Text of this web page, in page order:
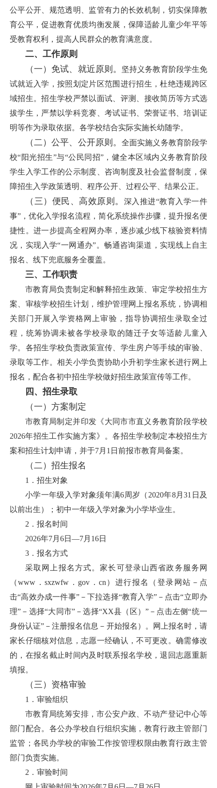
公平公开、规范透明、监管有力的长效机制，切实保障教
育公平，促进教育优质均衡发展，保障适龄儿童少年平等
受教育权利，提高人民群众的教育满意度。
二、工作原则
（一） 免试、就近原则。
坚持义务教育阶段学生免
试就近入学，按照划定片区范围进行招生，杜绝违规跨区
域招生。招生学校严禁以面试、评测、接收简历等方式选
拔学生，严禁以学科竞赛、考试证书、荣誉证书、培训证
明等作为录取依据。各学校结合实际实施长幼随学。
（二）公平、公开原则。全面实施义务教育阶段学
校“阳光招生”与“公民同招”，健全本区域内义务教育阶段
学生入学工作的公示制度、咨询制度及社会监督制度，保
障招生入学政策透明、程序公开、过程公平、结果公正。
（三） 便民、高效原则。
深入推进“教育入学一件
事”，优化入学报名流程，简化系统操作步骤，提升报名便
捷性。进一步提高全程网办率，逐步减少线下核验资料情
况，实现入学“一网通办”。畅通咨询渠道，实现线上自主
报名、线下兜底服务全覆盖。
三、工作职责
市教育局负责制定和解释招生政策、审定学校招生方
案、审核学校招生计划，维护管理网上报名系统，协调相
关部门开展入学资格网上审验，指导协调招生录取全过
程，统筹协调未被各学校录取的随迁子女等适龄儿童入
学。各招生学校负责政策宣传、学生房户等手续的审验、
录取等工作。相关小学负责协助小升初学生家长进行网上
报名，配合各初中招生学校做好招生政策宣传等工作。
四、招生录取
（一） 方案制定
市教育局制定并印发《大同市市直义务教育阶段学校
2026年招生工作实施方案》。各招生学校制定本校招生方
案和招生计划申请，并于7月1日前报市教育局备案。
（二） 招生报名
1．招生对象
小学一年级入学对象须年满6周岁（2020年8月31日及
以前出生）；初中一年级入学对象为小学毕业生。
2．报名时间
2026年7月6日—7月16日
3．报名方式
采取网上报名方式。家长可登录山西省政务服务网
（www．sxzwfw．gov．cn）进行报名（登录网站－点
击“高效办成一件事”－下拉选择“教育入学”－点击“立即办
理”－选择“大同市”－选择“XX县（区）”－点击左侧“统一
身份认证”－注册报名信息－开始报名）。网上报名时，请
家长仔细核对信息，志愿一经确认，不可更改。确需修改
的，在报名截止时间内及时联系报名学校，退回志愿重新
填报。
（三） 资格审验
1．审验组织
市教育局统筹安排，市公安户政、不动产登记中心等
部门配合。各公办学校自行组织实施，教育行政主管部门
监管；各民办学校的审验工作按管理权限由教育行政主管
部门负责实施。
2．审验时间